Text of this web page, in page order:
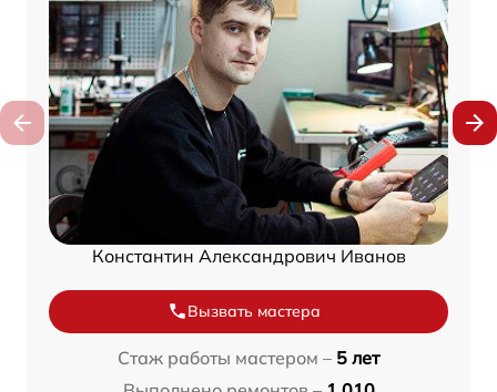
Константин Александрович Иванов
Вызвать мастера
Стаж работы мастером – 5 лет